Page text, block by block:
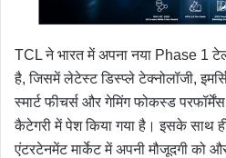
TCL ने भारत में अपना नया Phase 1
है, जिसमें लेटेस्ट डिस्प्ले टेक्नोलॉजी,
स्मार्ट फीचर्स और गेमिंग फोकस्ड
कैटेगरी में पेश किया गया है। इसके साथ
एंटरटेनमेंट मार्केट में अपनी मौजूदगी को